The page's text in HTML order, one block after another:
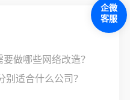
做哪些网络改造？
别适合什么公司？
企微
客服